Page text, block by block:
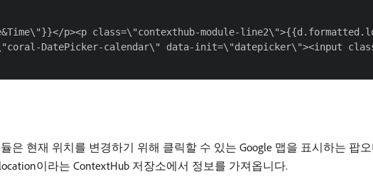
p><p class=\"contexthub-module-
DatePicker-calendar\" data-init=\"datepicker\"><input
은 현재 위치를 변경하기 위해 클릭할 수 있는 Google 맵을 표시하는 팝
이라는 ContextHub 저장소에서 정보를 가져옵니다.